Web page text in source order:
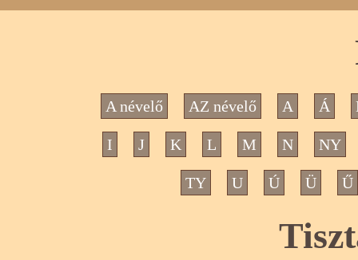
A névelő AZ névelő A Á
I J K L M N NY
TY U Ú Ü Ű